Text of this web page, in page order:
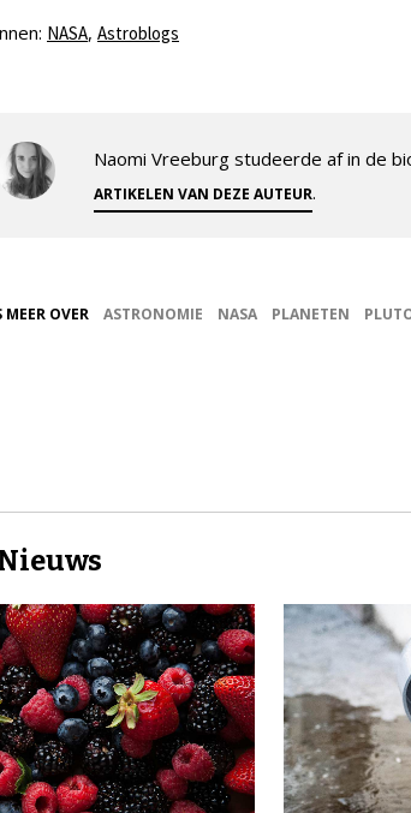
NASA, Astroblogs
Naomi Vreeburg studeerde af in de
ARTIKELEN VAN DEZE AUTEUR.
MEER OVER ASTRONOMIE NASA PLANETEN